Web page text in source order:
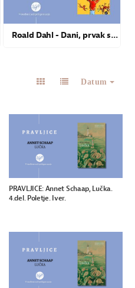
Roald Dahl - Dani, prvak sveta
Datum
PRAVLJICE: Annet Schaap, Lučka.
4.del. Poletje. Iver.